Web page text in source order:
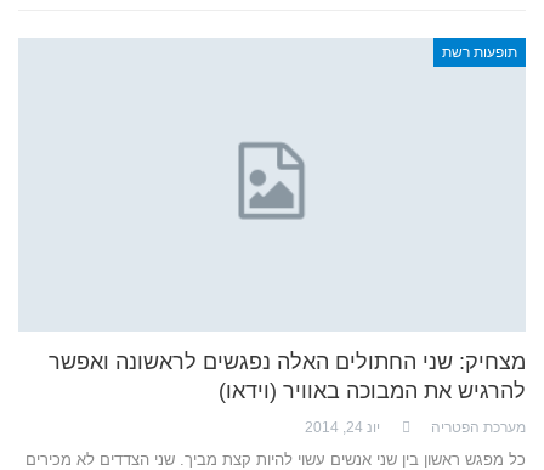
תופעות רשת
מצחיק: שני החתולים האלה נפגשים לראשונה ואפשר
להרגיש את המבוכה באוויר (וידאו)
מערכת הפטריה יונ 24, 2014
כל מפגש ראשון בין שני אנשים עשוי להיות קצת מביך. שני הצדדים לא מכירים